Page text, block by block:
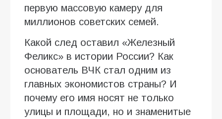
первую массовую камеру для
миллионов советских семей.
Какой след оставил «Железный
Феликс» в истории России? Как
основатель ВЧК стал одним из
главных экономистов страны? И
почему его имя носят не только
улицы и площади, но и знаменитые